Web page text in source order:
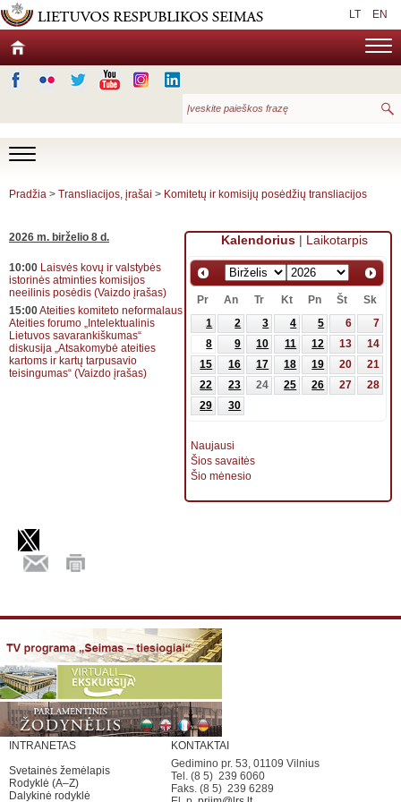
LT EN
Pradžia > Transliacijos, įrašai > Komitetų ir komisijų posėdžių transliacijos
Kalendorius | Laikotarpis
Pr An Tr Kt Pn Št
Sk
1
2 3 4 5 6
7
8
9 10 11 12 13
14
15
16 17 18 19 20
21
22
23 24 25 26 27
28
29
30
Naujausi
Šios savaitės
Šio mėnesio
2026 m. birželio 8 d.
10:00 Laisvės kovų ir valstybės
istorinės atminties komisijos
neeilinis posėdis (Vaizdo įrašas)
15:00Ateities komiteto neformalaus
Ateities forumo „Intelektualinis
Lietuvos savarankiškumas“
diskusija „Atsakomybė ateities
kartoms ir kartų tarpusavio
teisingumas“ (Vaizdo įrašas)
INTRANETAS
Svetainės žemėlapis
Rodyklė (A–Z)
Dalykinė rodyklė
KONTAKTAI
Gedimino pr. 53, 01109 Vilnius
Tel. (8 5) 239 6060
Faks. (8 5) 239 6289